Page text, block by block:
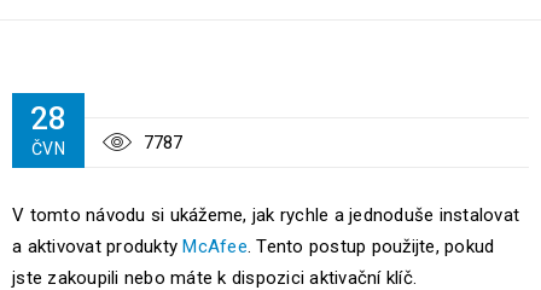
28
ČVN 7787
V tomto návodu si ukážeme, jak rychle a jednoduše instalovat
a aktivovat produktyMcAfee. Tento postup použijte, pokud
jste zakoupili nebo máte k dispozici aktivační klíč.